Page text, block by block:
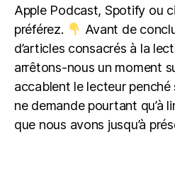
Apple Podcast, Spotify ou
préférez.
Avant de
d’articles consacrés à la
arrêtons-nous un moment
accablent le lecteur
ne demande pourtant qu’à
que nous avons jusqu’à